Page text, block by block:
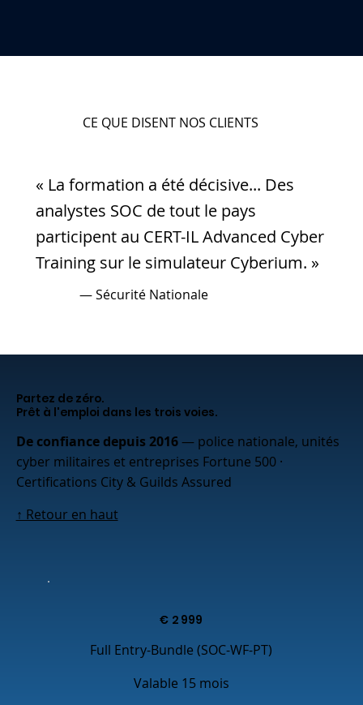
CE QUE DISENT NOS CLIENTS
« La formation a été décisive... Des
analystes SOC de tout le pays
participent au CERT-IL Advanced Cyber
Training sur le simulateur Cyberium. »
— Sécurité Nationale
€ 2 999
Full Entry-Bundle (SOC-WF-PT)
Valable 15 mois
Partez de zéro.
Prêt à l'emploi dans les trois voies.
De confiance depuis 2016— police nationale, unités
cyber militaires et entreprises Fortune 500 ·
Certifications City & Guilds Assured
↑ Retour en haut